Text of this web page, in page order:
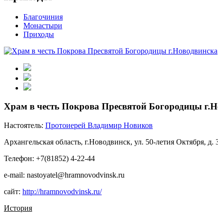
Благочиния
Монастыри
Приходы
Храм в честь Покрова Пресвятой Богородицы
Настоятель: Протоиерей Владимир Новиков
Архангельская область, г.Новодвинск, ул. 50-летия Октября, д.
Телефон: +7(81852) 4-22-44
e-mail: nastoyatel@hramnovodvinsk.ru
сайт: http://hramnovodvinsk.ru/
История